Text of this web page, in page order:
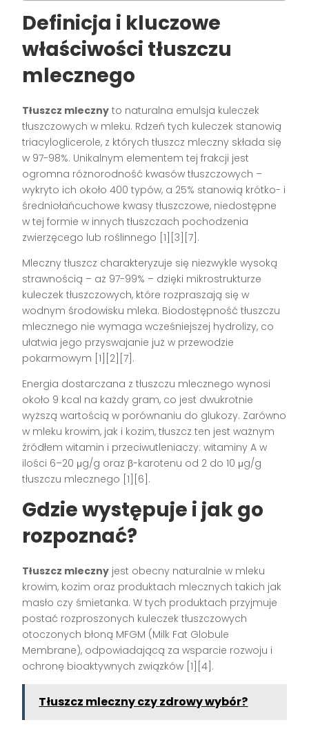
Definicja i kluczowe
właściwości tłuszczu
mlecznego
Tłuszcz mleczny to naturalna emulsja kuleczek
tłuszczowych w mleku. Rdzeń tych kuleczek stanowią
triacyloglicerole, z których tłuszcz mleczny składa się
w 97-98%. Unikalnym elementem tej frakcji jest
ogromna różnorodność kwasów tłuszczowych –
wykryto ich około 400 typów, a 25% stanowią krótko- i
średniołańcuchowe kwasy tłuszczowe, niedostępne
w tej formie w innych tłuszczach pochodzenia
zwierzęcego lub roślinnego [1][3][7].
Mleczny tłuszcz charakteryzuje się niezwykle wysoką
strawnością – aż 97-99% – dzięki mikrostrukturze
kuleczek tłuszczowych, które rozpraszają się w
wodnym środowisku mleka. Biodostępność tłuszczu
mlecznego nie wymaga wcześniejszej hydrolizy, co
ułatwia jego przyswajanie już w przewodzie
pokarmowym [1][2][7].
Energia dostarczana z tłuszczu mlecznego wynosi
około 9 kcal na każdy gram, co jest dwukrotnie
wyższą wartością w porównaniu do glukozy. Zarówno
w mleku krowim, jak i kozim, tłuszcz ten jest ważnym
źródłem witamin i przeciwutleniaczy: witaminy A w
ilości 6–20 μg/g oraz β-karotenu od 2 do 10 μg/g
tłuszczu mlecznego [1][6].
Gdzie występuje i jak go
rozpoznać?
Tłuszcz mleczny jest obecny naturalnie w mleku
krowim, kozim oraz produktach mlecznych takich jak
masło czy śmietanka. W tych produktach przyjmuje
postać rozproszonych kuleczek tłuszczowych
otoczonych błoną MFGM (Milk Fat Globule
Membrane), odpowiadającą za wsparcie rozwoju i
ochronę bioaktywnych związków [1][4].
Tłuszcz mleczny czy zdrowy wybór?